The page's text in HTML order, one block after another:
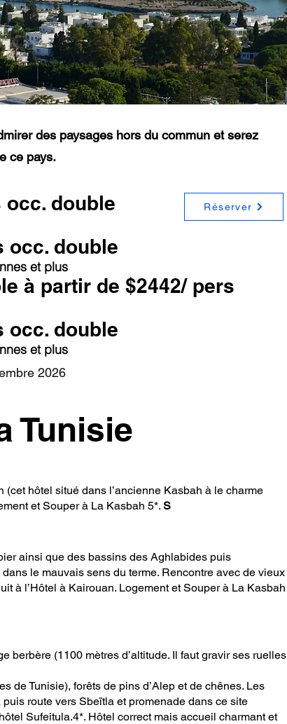
des paysages hors du commun et serez
ce pays.
occ. double
occ. double
et plus
à partir de $2442/ pers
occ. double
et plus
2026
Réserver
Tunisie
hôtel situé dans l’ancienne Kasbah à le charme
et Souper à La Kasbah 5*. S
ainsi que des bassins des Aghlabides puis
le mauvais sens du terme. Rencontre avec de vieux
à l’Hôtel à Kairouan. Logement et Souper à La Kasbah
berbère (1100 mètres d’altitude. Il faut gravir ses ruelles
de Tunisie), forêts de pins d’Alep et de chênes. Les
route vers Sbeïtla et promenade dans ce site
Sufeitula.4*. Hôtel correct mais accueil charmant et